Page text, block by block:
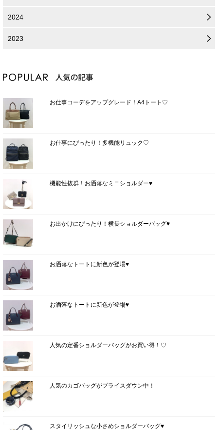
2024
2023
お仕事コーデをアップグレード！A4トート♡
お仕事にぴったり！多機能リュック♡
機能性抜群！お洒落なミニショルダー♥
お出かけにぴったり！横長ショルダーバッグ♥
お洒落なトートに新色が登場♥
お洒落なトートに新色が登場♥
人気の定番ショルダーバッグがお買い得！♡
人気のカゴバッグがプライスダウン中！
スタイリッシュな小さめショルダーバッグ♥